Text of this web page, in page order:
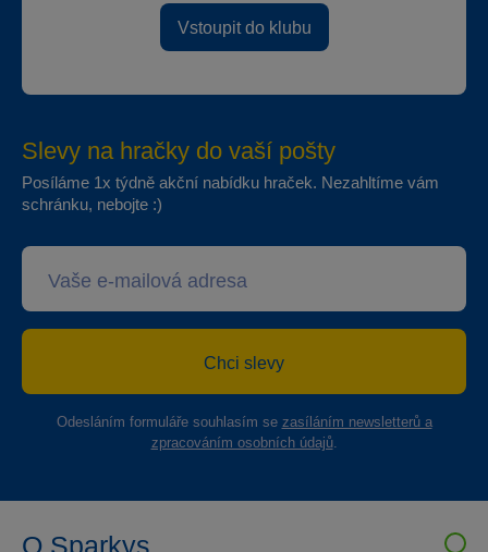
Vstoupit do klubu
Slevy na hračky do vaší pošty
Posíláme 1x týdně akční nabídku hraček. Nezahltíme vám
schránku, nebojte :)
Chci slevy
Odesláním formuláře souhlasím se zasíláním newsletterů a
zpracováním osobních údajů.
O Sparkys